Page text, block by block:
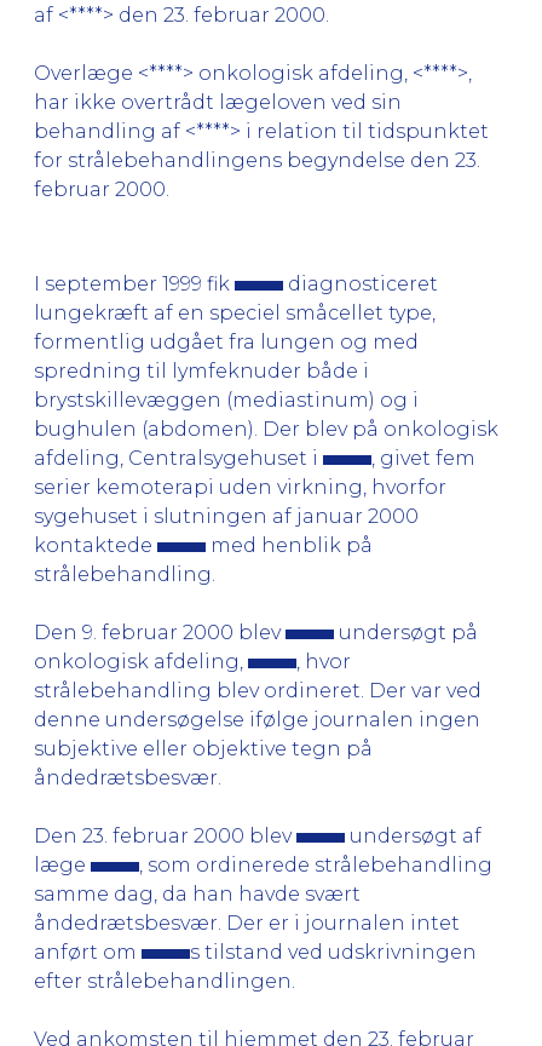
af <****> den 23. februar 2000.
Overlæge <****> onkologisk afdeling, <****>,
har ikke overtrådt lægeloven ved sin
behandling af <****> i relation til tidspunktet
for strålebehandlingens begyndelse den 23.
februar 2000.
I september 1999 fik
diagnosticeret
lungekræft af en speciel småcellet type,
formentlig udgået fra lungen og med
spredning til lymfeknuder både i
brystskillevæggen (mediastinum) og i
bughulen (abdomen). Der blev på onkologisk
afdeling, Centralsygehuset i
, givet fem
serier kemoterapi uden virkning, hvorfor
sygehuset i slutningen af januar 2000
kontaktede
med henblik på
strålebehandling.
Den 9. februar 2000 blev
undersøgt på
onkologisk afdeling,
, hvor
strålebehandling blev ordineret. Der var ved
denne undersøgelse ifølge journalen ingen
subjektive eller objektive tegn på
åndedrætsbesvær.
Den 23. februar 2000 blev
undersøgt af
læge
, som ordinerede strålebehandling
samme dag, da han havde svært
åndedrætsbesvær. Der er i journalen intet
anført om
s tilstand ved udskrivningen
efter strålebehandlingen.
Ved ankomsten til hjemmet den 23. februar